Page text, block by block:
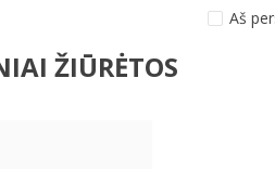
Aš
ŽIŪRĖTOS